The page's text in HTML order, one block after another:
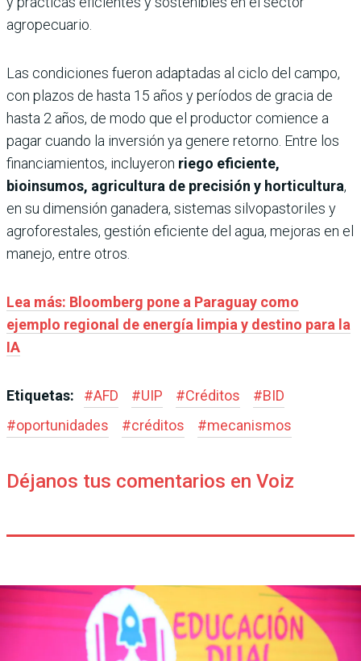
agropecuario.
Las condiciones fueron adaptadas al ciclo del campo,
con plazos de hasta 15 años y períodos de gracia de
hasta 2 años, de modo que el productor comience a
pagar cuando la inversión ya genere retorno. Entre los
financiamientos, incluyeron riego eficiente,
bioinsumos, agricultura de precisión y horticultura,
en su dimensión ganadera, sistemas silvopastoriles y
agroforestales, gestión eficiente del agua, mejoras en el
manejo, entre otros.
Lea más: Bloomberg pone a Paraguay como
ejemplo regional de energía limpia y destino para la
IA
Etiquetas: #AFD #UIP #Créditos #BID
#oportunidades #créditos #mecanismos
Déjanos tus comentarios en Voiz